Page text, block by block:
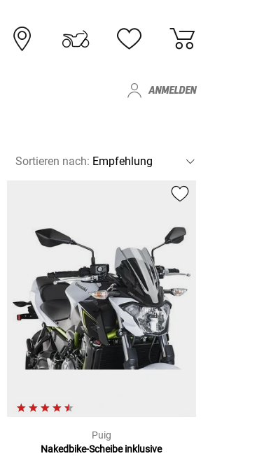
ANMELDEN
Sortieren nach:
Puig
Nakedbike-Scheibe inklusive